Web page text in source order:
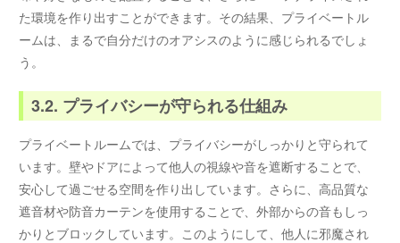
た環境を作り出すことができます。その結果、プライベートル
ームは、まるで自分だけのオアシスのように感じられるでしょ
う。
3.2. プライバシーが守られる仕組み
プライベートルームでは、プライバシーがしっかりと守られて
います。壁やドアによって他人の視線や音を遮断することで、
安心して過ごせる空間を作り出しています。さらに、高品質な
遮音材や防音カーテンを使用することで、外部からの音もしっ
かりとブロックしています。このようにして、他人に邪魔され